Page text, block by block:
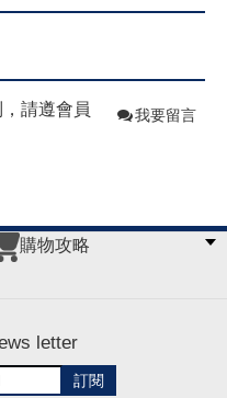
請遵會員
我要留言
購物攻略
letter
訂閱